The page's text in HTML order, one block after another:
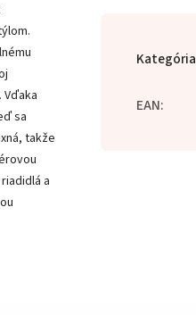
sa
takže
a
Kategória
EAN: